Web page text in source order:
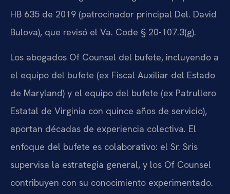
HB 635 de 2019 (patrocinador principal Del. David
Bulova), que revisó el Va. Code § 20-107.3(g).
Los abogados Of Counsel del bufete, incluyendo a
el equipo del bufete (ex Fiscal Auxiliar del Estado
de Maryland) y el equipo del bufete (ex Patrullero
Estatal de Virginia con quince años de servicio),
aportan décadas de experiencia colectiva. El
enfoque del bufete es colaborativo: el Sr. Sris
supervisa la estrategia general, y los Of Counsel
contribuyen con su conocimiento experimentado.